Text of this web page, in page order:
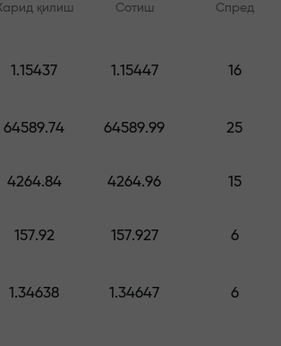
жекпоти
— $1,500 гача
қилинг —
қилиш Сотиш Спред
1.15437 1.15447 16
64589.74 64589.99 25
4264.84 4264.96 15
157.92 157.927 6
1.34638 1.34647 6
Онлайн курслар
курслар ва вебинарлар